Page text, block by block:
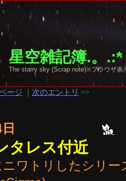
星空雑記簿.。
The starry sky (Scrap note)※ブラウザ
ージ 次のエントリ >>
タレス付近
ニワトリしたシリ